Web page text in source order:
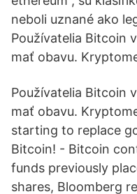
neboli uznané ako
Používatelia Bitcoin
mať obavu.
Používatelia Bitcoin
mať obavu.
starting to replace
Bitcoin! - Bitcoin
funds previously
shares, Bloomberg